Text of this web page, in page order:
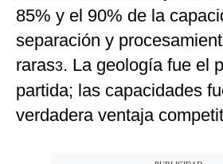
85% y el 90% de la
separación y
raras3. La geología fue el
partida; las capacidades
verdadera ventaja